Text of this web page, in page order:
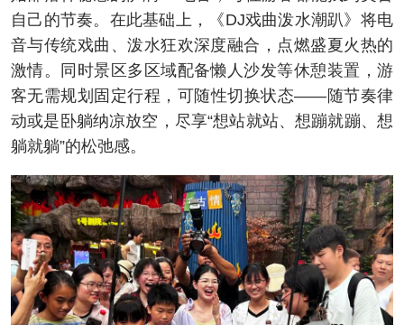
自己的节奏。在此基础上，《DJ戏曲泼水潮趴》将电
音与传统戏曲、泼水狂欢深度融合，点燃盛夏火热的
激情。同时景区多区域配备懒人沙发等休憩装置，游
客无需规划固定行程，可随性切换状态——随节奏律
动或是卧躺纳凉放空，尽享“想站就站、想蹦就蹦、想
躺就躺”的松弛感。